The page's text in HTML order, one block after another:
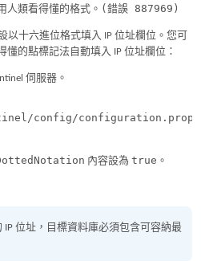
人類看得懂的格式。 (錯誤 887969)
以十六進位格式填入 IP 位址欄位。您可
的點標記法自動填入 IP 位址欄位：
伺服器。
config/
內容設為true 。
IP 位址，目標資料庫必須包含可容納最